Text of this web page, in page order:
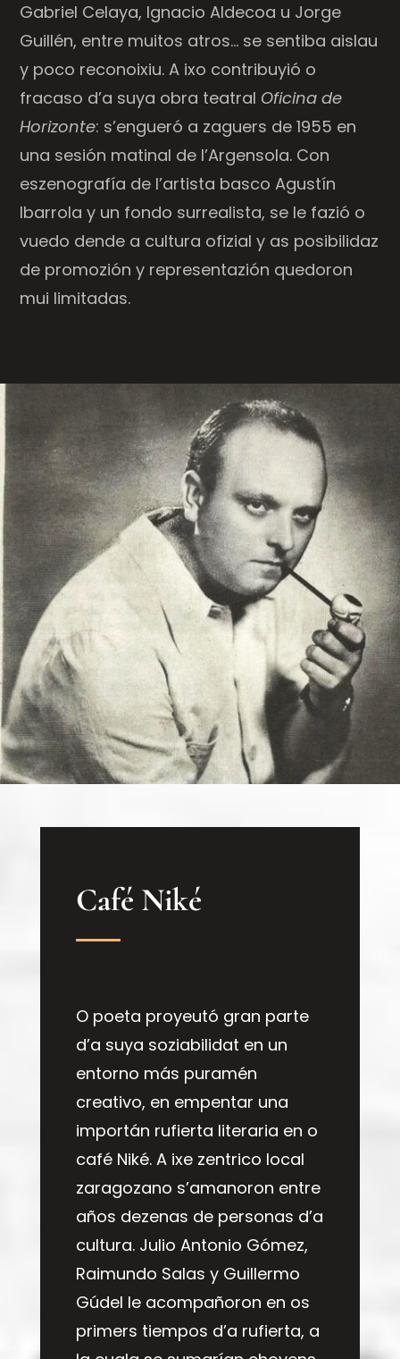
Gabriel Celaya, Ignacio Aldecoa u Jorge
Guillén, entre muitos atros… se sentiba aislau
y poco reconoixiu. A ixo contribuyió o
fracaso d’a suya obra teatral Oficina de
Horizonte: s’engueró a zaguers de 1955 en
una sesión matinal de l’Argensola. Con
eszenografía de l’artista basco Agustín
Ibarrola y un fondo surrealista, se le fazió o
vuedo dende a cultura ofizial y as posibilidaz
de promozión y representazión quedoron
mui limitadas.
Café Niké
O poeta proyeutó gran parte
d’a suya soziabilidat en un
entorno más puramén
creativo, en empentar una
importán rufierta literaria en o
café Niké. A ixe zentrico local
zaragozano s’amanoron entre
años dezenas de personas d’a
cultura. Julio Antonio Gómez,
Raimundo Salas y Guillermo
Gúdel le acompañoron en os
primers tiempos d’a rufierta, a